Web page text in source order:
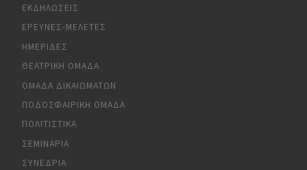
ΕΚΔΗΛΏΣΕΙΣ
ΈΡΕΥΝΕΣ-ΜΕΛΈΤΕΣ
ΗΜΕΡΊΔΕΣ
ΘΕΑΤΡΙΚΉ ΟΜΆΔΑ
ΟΜΆΔΑ ΔΙΚΑΙΩΜΆΤΩΝ
ΠΟΔΟΣΦΑΙΡΙΚΉ ΟΜΆΔΑ
ΠΟΛΙΤΙΣΤΙΚΆ
ΣΕΜΙΝΆΡΙΑ
ΣΥΝΈΔΡΙΑ